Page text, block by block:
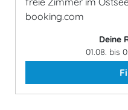
booking.com
Deine
01.08. bis